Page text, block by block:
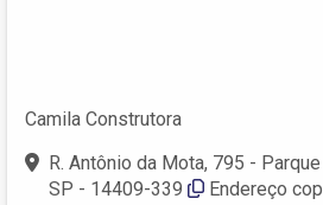
Camila Construtora
R. Antônio da Mota, 795 -
SP - 14409-339
Endereço